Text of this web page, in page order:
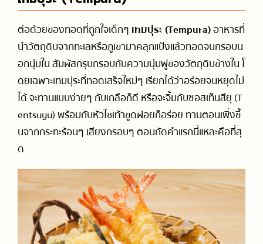
ต่อด้วยของทอดที่ถูกใจเด็กๆ เทมปุระ (Tempura)อาหารที่
นำวัตถุดิบจากทะเลหรือภูเขามาคลุกแป้งแล้วทอดจนกรอบน
อกนุ่มใน สัมผัสกรุบกรอบกับความนุ่มฟูของวัตถุดิบข้างใน โ
ดยเฉพาะเทมปุระที่ทอดเสร็จใหม่ๆ เรียกได้ว่าอร่อยจนหยุดไม่
ได้ จะทานแบบง่ายๆ กับเกลือก็ดี หรือจะจิ้มกับซอสเท็นสึยุ (T
entsuyu) พร้อมกับหัวไชเท้าขูดฝอยก็อร่อย ทานตอนเพิ่งขึ้
นจากกระทะร้อนๆ เสียงกรอบๆ ตอนกัดคำแรกนี่แหละคือที่สุ
ด